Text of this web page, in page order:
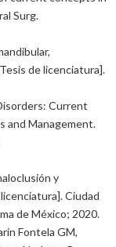
Surg.
de licenciatura].
Current
and Management.
y
Ciudad
de México; 2020.
Fontela GM,